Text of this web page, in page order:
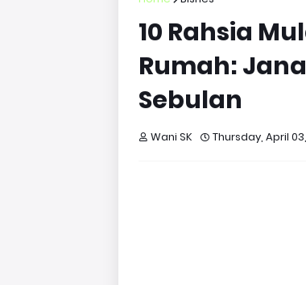
10 Rahsia
Rumah:
Sebulan
Wani SK Thursday, April